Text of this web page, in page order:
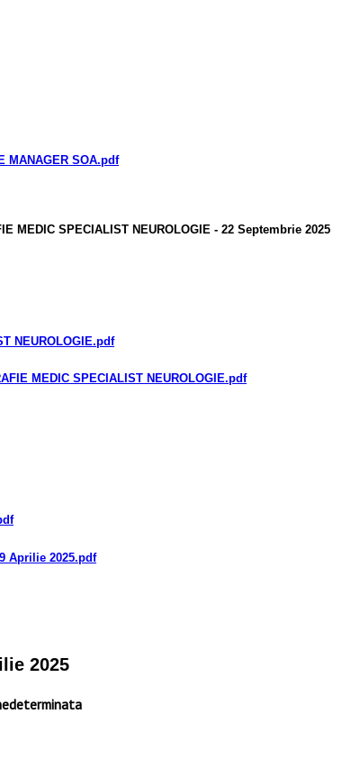
MANAGER SOA.pdf
MEDIC SPECIALIST NEUROLOGIE - 22 Septembrie 2025
NEUROLOGIE.pdf
MEDIC SPECIALIST NEUROLOGIE.pdf
Aprilie 2025.pdf
2025